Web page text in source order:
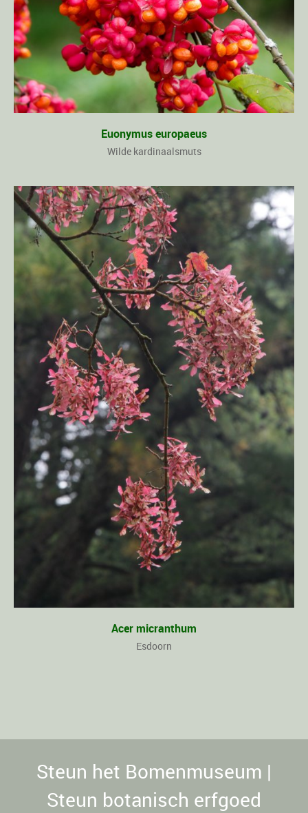
Euonymus europaeus
Wilde kardinaalsmuts
Acer micranthum
Esdoorn
Steun het Bomenmuseum |
Steun botanisch erfgoed